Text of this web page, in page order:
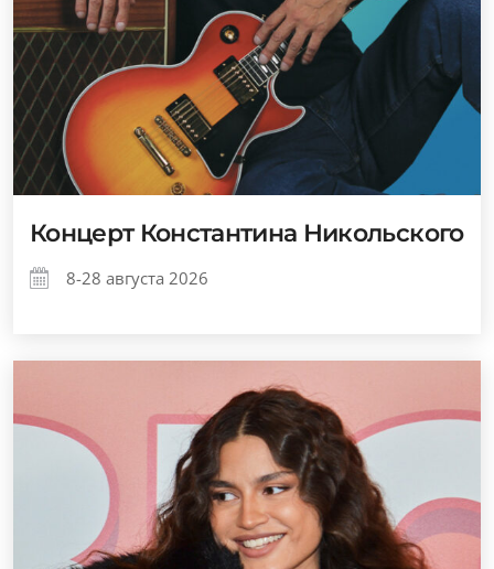
Концерт Константина Никольского
8-28 августа 2026